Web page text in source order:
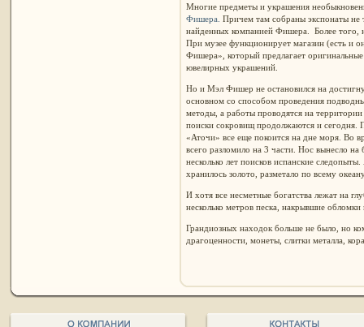
Многие предметы и украшения
Фишера. Причем там собраны экспонаты не
найденных компанией Фишера. Более того,
При музее функционирует магазин (есть и
Фишера», который предлагает
ювелирных украшений.
Но и Мэл Фишер не остановился на
основном со способом проведения
методы, а работы проводятся на территории
поиски сокровищ продолжаются и сегодня.
«Аточи» все еще покоится на дне моря. Во
всего разломило на 3 части. Нос вынесло
несколько лет поисков испанские
хранилось золото, разметало по всему
И хотя все несметные богатства лежат на
несколько метров песка, накрывшие обломки
Грандиозных находок больше не было, но
драгоценности, монеты, слитки металла,